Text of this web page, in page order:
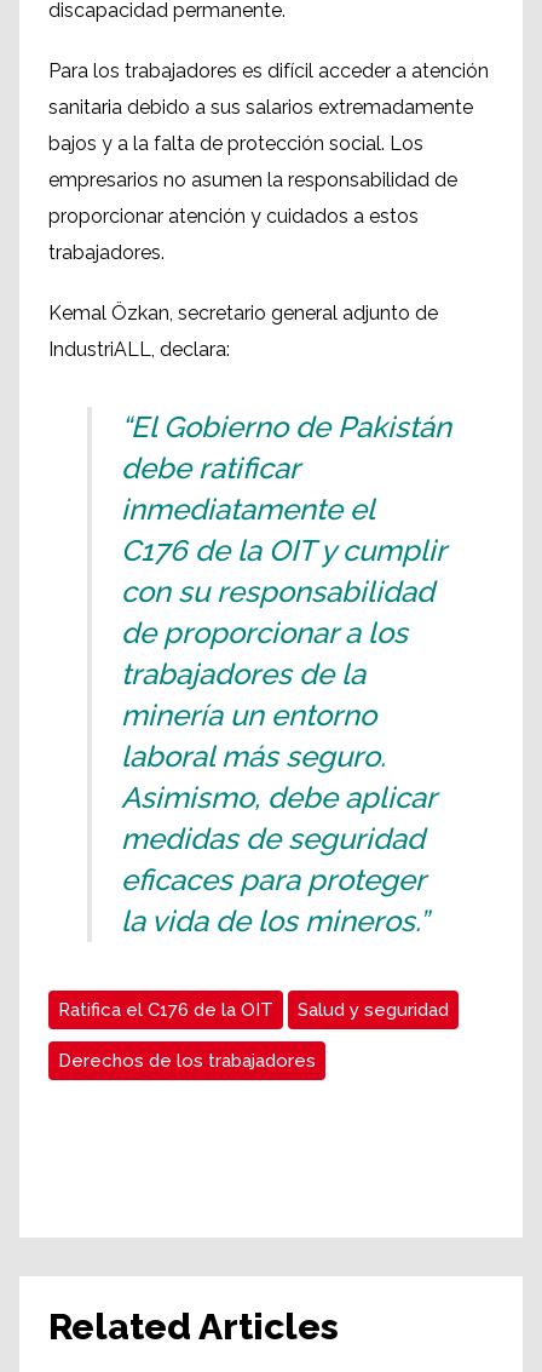
discapacidad permanente.
Para los trabajadores es difícil acceder a atención
sanitaria debido a sus salarios extremadamente
bajos y a la falta de protección social. Los
empresarios no asumen la responsabilidad de
proporcionar atención y cuidados a estos
trabajadores.
Kemal Özkan, secretario general adjunto de
IndustriALL, declara:
“El Gobierno de Pakistán
debe ratificar
inmediatamente el
C176 de la OIT y cumplir
con su responsabilidad
de proporcionar a los
trabajadores de la
minería un entorno
laboral más seguro.
Asimismo, debe aplicar
medidas de seguridad
eficaces para proteger
la vida de los mineros.”
Ratifica el C176 de la OIT Salud y seguridad
Derechos de los trabajadores
Related Articles